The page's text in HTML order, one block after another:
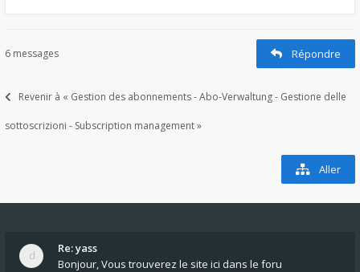
6 messages Répondre
Revenir à « Gestion des abonnements - Abo-Verwaltung - Gestione delle
sottoscrizioni - Subscription management »
Aller
Re: yass
Bonjour, Vous trouverez le site ici dans le foru